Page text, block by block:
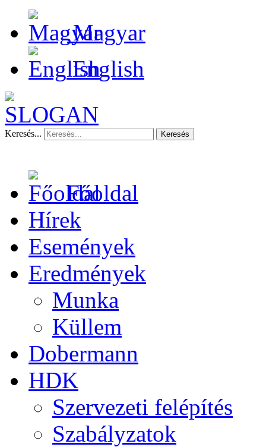
Magyar
English
Keresés... Keresés
Főoldal
Hírek
Események
Eredmények
Munka
Küllem
Dobermann
HDK
Szervezeti felépítés
Szabályzatok